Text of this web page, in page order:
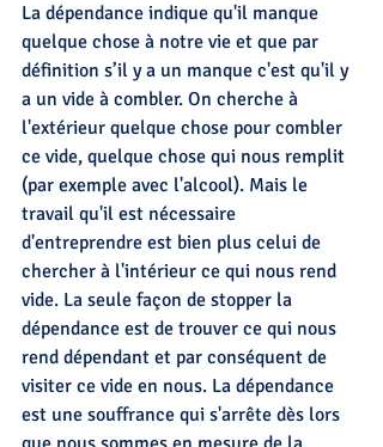
La dépendance indique qu'il manque
quelque chose à notre vie et que par
définition s’il y a un manque c'est qu'il y
a un vide à combler. On cherche à
l'extérieur quelque chose pour combler
ce vide, quelque chose qui nous remplit
(par exemple avec l'alcool). Mais le
travail qu'il est nécessaire
d'entreprendre est bien plus celui de
chercher à l'intérieur ce qui nous rend
vide. La seule façon de stopper la
dépendance est de trouver ce qui nous
rend dépendant et par conséquent de
visiter ce vide en nous. La dépendance
est une souffrance qui s'arrête dès lors